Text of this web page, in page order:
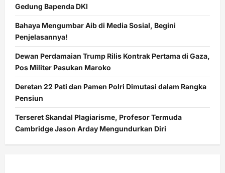
Gedung Bapenda DKI
Bahaya Mengumbar Aib di Media Sosial, Begini
Penjelasannya!
Dewan Perdamaian Trump Rilis Kontrak Pertama di Gaza,
Pos Militer Pasukan Maroko
Deretan 22 Pati dan Pamen Polri Dimutasi dalam Rangka
Pensiun
Terseret Skandal Plagiarisme, Profesor Termuda
Cambridge Jason Arday Mengundurkan Diri